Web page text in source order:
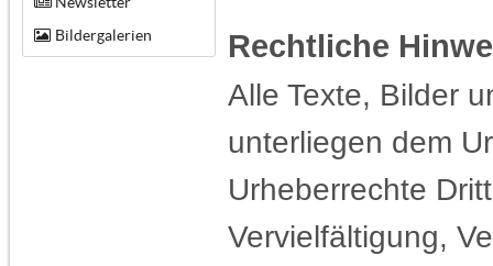
Bildergalerien
Rechtliche
Alle Texte, Bilder
unterliegen dem
Urheberrechte
Vervielfältigung,